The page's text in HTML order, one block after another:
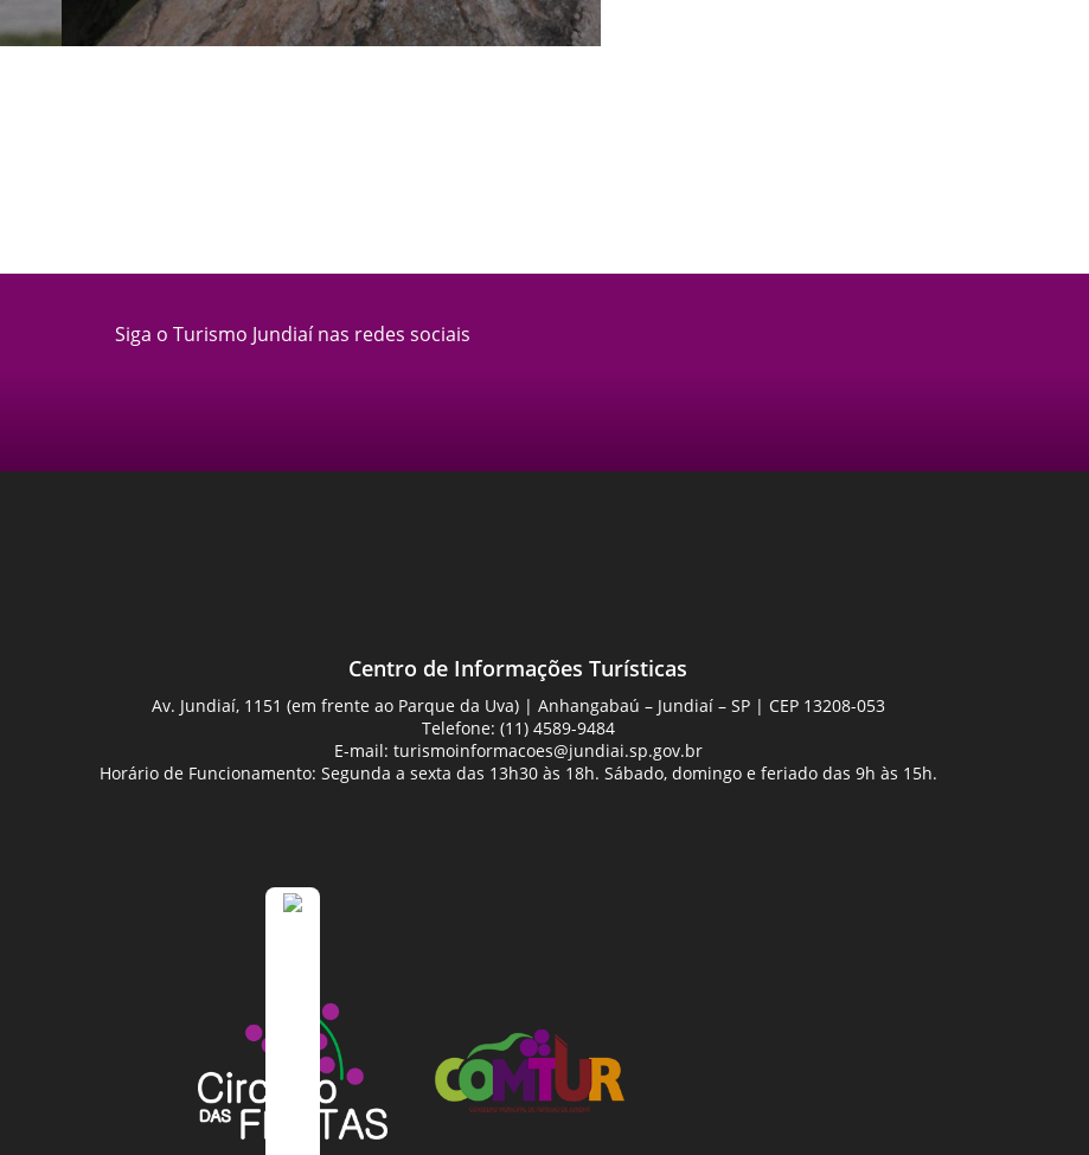
Siga o Turismo Jundiaí nas redes sociais
Centro de Informações Turísticas
Av. Jundiaí, 1151 (em frente ao Parque da Uva) | Anhangabaú – Jundiaí – SP | CEP 13208-053
Telefone: (11) 4589-9484
E-mail: turismoinformacoes@jundiai.sp.gov.br
Horário de Funcionamento: Segunda a sexta das 13h30 às 18h. Sábado, domingo e feriado das 9h às 15h.